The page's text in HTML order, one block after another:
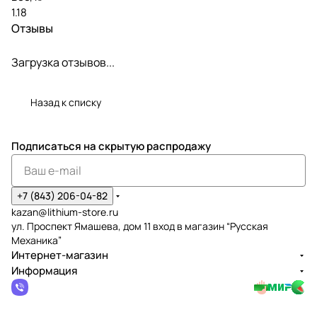
1.18
Отзывы
Загрузка отзывов...
Назад к списку
Подписаться на скрытую распродажу
+7 (843) 206-04-82
kazan@lithium-store.ru
ул. Проспект Ямашева, дом 11 вход в магазин “Русская
Механика”
Интернет-магазин
Информация